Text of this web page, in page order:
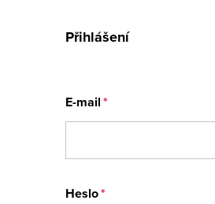
Přihlášení
E-mail
Heslo